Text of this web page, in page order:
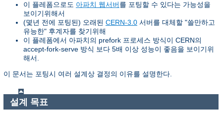
이 플레폼으로도 아파치 웹서버를 포팅할 수 있다는 가능성을
보이기위해서
(몇년 전에 포팅된) 오래된 CERN-3.0 서버를 대체할 "쓸만하고
유능한" 후계자를 찾기위해
이 플레폼에서 아파치의 prefork 프로세스 방식이 CERN의
accept-fork-serve 방식 보다 5배 이상 성능이 좋음을 보이기위
해서.
이 문서는 포팅시 여러 설계상 결정의 이유를 설명한다.
설계 목표